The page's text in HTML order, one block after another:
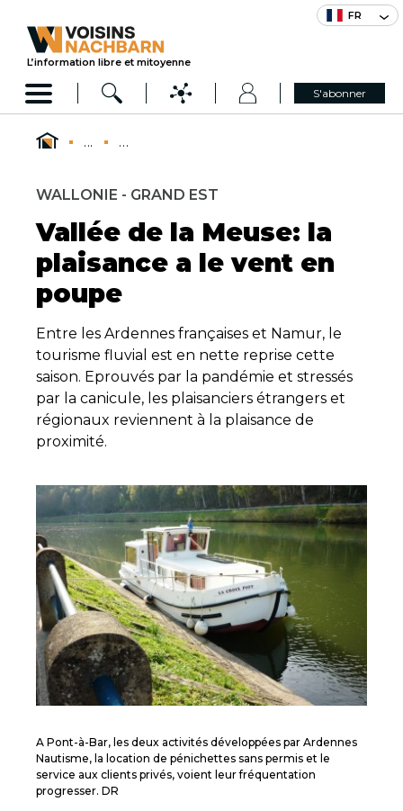
FR
L’information libre et mitoyenne
S'abonner
... ...
WALLONIE - GRAND EST
Vallée de la Meuse: la
plaisance a le vent en
poupe
Entre les Ardennes françaises et Namur, le
tourisme fluvial est en nette reprise cette
saison. Eprouvés par la pandémie et stressés
par la canicule, les plaisanciers étrangers et
régionaux reviennent à la plaisance de
proximité.
A Pont-à-Bar, les deux activités développées par Ardennes
Nautisme, la location de pénichettes sans permis et le
service aux clients privés, voient leur fréquentation
progresser. DR